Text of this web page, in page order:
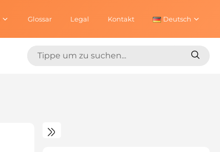
Glossar Legal Kontakt Deutsch
Suchen